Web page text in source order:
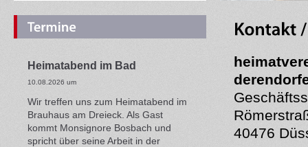
Heimatabend im Bad
10.08.2026 um
Wir treffen uns zum Heimatabend im
Brauhaus am Dreieck. Als Gast
kommt Monsignore Bosbach und
spricht über seine Arbeit in der
40476